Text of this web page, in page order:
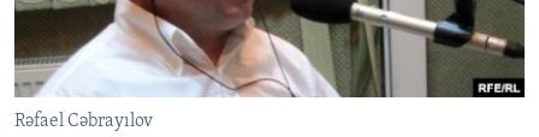
AZADLIQRADIOSU MOBIL TELEFONUNUZDA
BIZIMLƏ ƏLAQƏ
XƏBƏR BÜLLETENLƏRIMIZ
RFE/RL-in bütün saytları
Rəfael Cəbrayılov